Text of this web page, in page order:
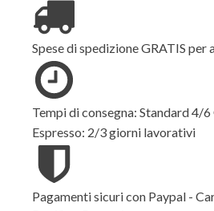
Spese di spedizione GRATIS
Tempi di consegna: Standard 4/
Espresso: 2/3 giorni lavorativi
Pagamenti sicuri con Paypal -